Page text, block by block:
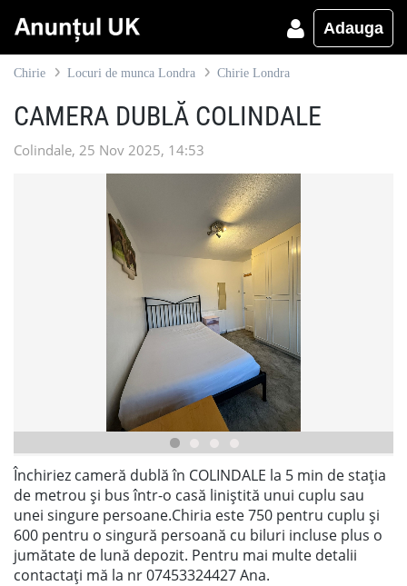
Adauga
Chirie Locuri de munca Londra Chirie Londra
CAMERA DUBLĂ COLINDALE
Colindale, 25 Nov 2025, 14:53
Închiriez cameră dublă în COLINDALE la 5 min de stația
de metrou și bus într-o casă liniștită unui cuplu sau
unei singure persoane.Chiria este 750 pentru cuplu și
600 pentru o singură persoană cu biluri incluse plus o
jumătate de lună depozit. Pentru mai multe detalii
contactați mă la nr 07453324427 Ana.